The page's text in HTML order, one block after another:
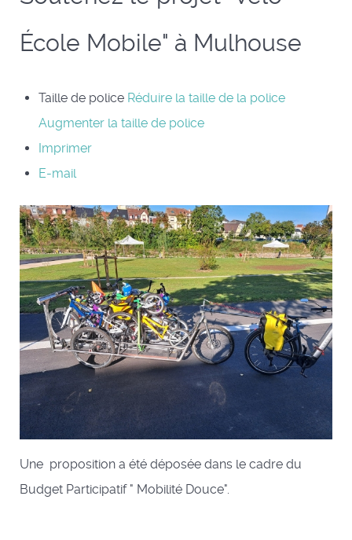
École Mobile" à Mulhouse
Taille de police Réduire la taille de la police
Augmenter la taille de police
Imprimer
E-mail
Une proposition a été déposée dans le cadre du
Budget Participatif " Mobilité Douce".